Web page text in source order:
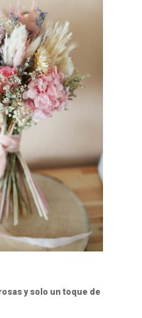
y solo un toque de